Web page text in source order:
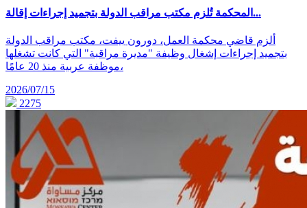
المحكمة تُلزم مكتب مراقب الدولة بتجميد إجراءات إقالة...
ألزم قاضي محكمة العمل، دورون ييفت، مكتب مراقب الدولة
بتجميد إجراءات إشغال وظيفة "مديرة مراقبة" التي كانت تشغلها
موظفة عربية منذ 20 عامًا،
2026/07/15
2275